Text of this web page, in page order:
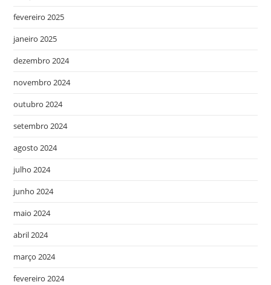
fevereiro 2025
janeiro 2025
dezembro 2024
novembro 2024
outubro 2024
setembro 2024
agosto 2024
julho 2024
junho 2024
maio 2024
abril 2024
março 2024
fevereiro 2024